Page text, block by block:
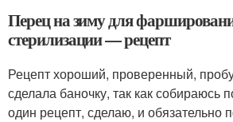
Перец на зиму для
стерилизации — рецепт
Рецепт хороший, проверенный,
сделала баночку, так как собираюсь
один рецепт, сделаю, и обязательно